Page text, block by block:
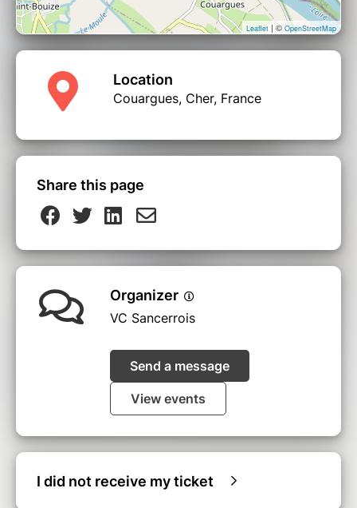
Leaflet | © OpenStreetMap
Location
Couargues, Cher, France
Share this page
Organizer
VC Sancerrois
Send a message
View events
I did not receive my ticket